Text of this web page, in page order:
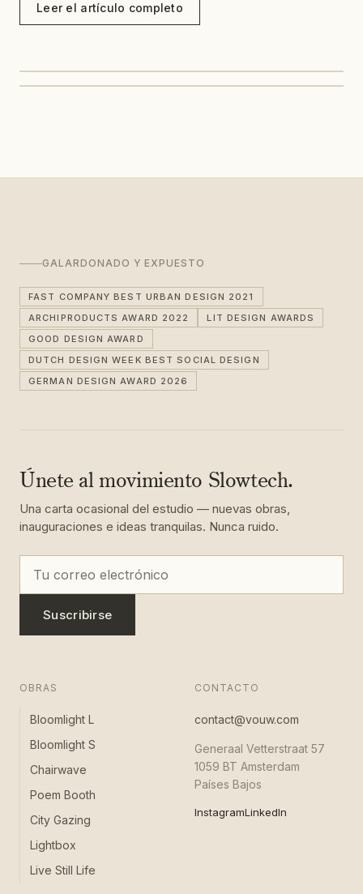
Leer el artículo completo
GALARDONADO Y EXPUESTO
FAST COMPANY BEST URBAN DESIGN 2021
ARCHIPRODUCTS AWARD 2022
LIT DESIGN AWARDS
GOOD DESIGN AWARD
DUTCH DESIGN WEEK BEST SOCIAL DESIGN
GERMAN DESIGN AWARD 2026
Únete al movimiento Slowtech.
Una carta ocasional del estudio — nuevas obras,
inauguraciones e ideas tranquilas. Nunca ruido.
Suscribirse
OBRAS
Bloomlight L
Bloomlight S
Chairwave
Poem Booth
City Gazing
Lightbox
Live Still Life
CONTACTO
contact@vouw.com
Generaal Vetterstraat 57
1059 BT Amsterdam
Países Bajos
InstagramLinkedIn